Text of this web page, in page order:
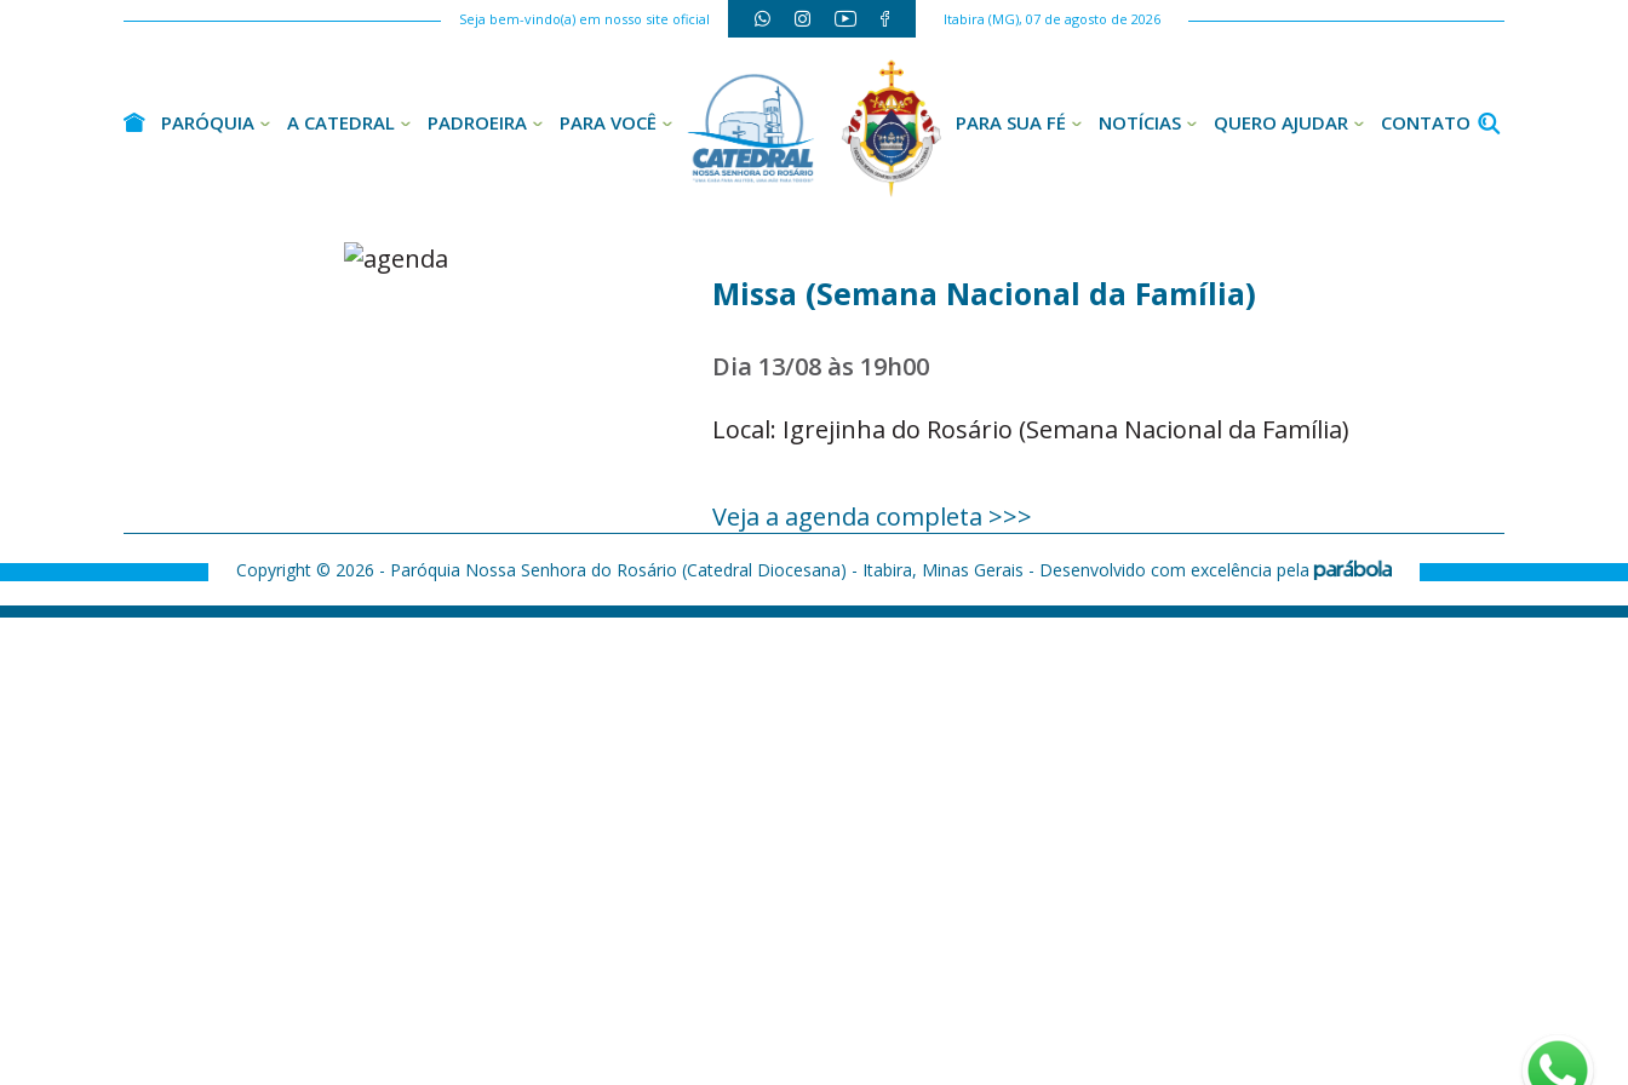
Seja bem-vindo(a) em nosso site oficial Itabira (MG), 07 de agosto de 2026
PARÓQUIA A CATEDRAL PADROEIRA PARA VOCÊ PARA SUA FÉ NOTÍCIAS QUERO AJUDAR CONTATO
Missa (Semana Nacional da Família)
Dia 13/08 às 19h00
Local: Igrejinha do Rosário (Semana Nacional da Família)
Veja a agenda completa >>>
Copyright © 2026 - Paróquia Nossa Senhora do Rosário (Catedral Diocesana) - Itabira, Minas Gerais - Desenvolvido com excelência pela